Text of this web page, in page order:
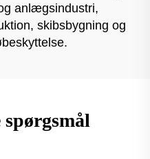
anlægsindustri,
skibsbygning og